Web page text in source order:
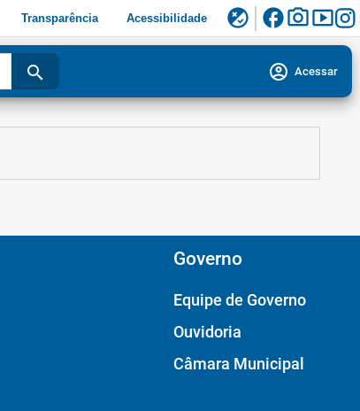
Transparência Acessibilidade flaky facebookphoto_camerasmart_display
search account_circle Acessar
Governo
Equipe de Governo
Ouvidoria
Câmara Municipal